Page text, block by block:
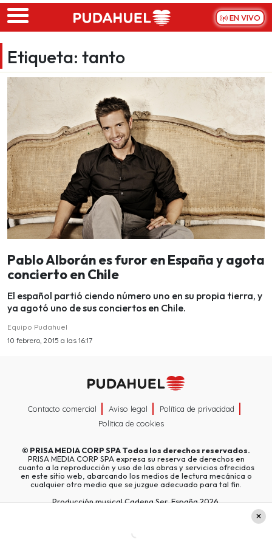
Skip to main content
EN VIVO
Etiqueta: tanto
Pablo Alborán es furor en España y agota
concierto en Chile
El español partió ciendo número uno en su propia tierra, y
ya agotó uno de sus conciertos en Chile.
Equipo Pudahuel
10 febrero, 2015 a las 16:17
Contacto comercial Aviso legal
Política de privacidad
Política de cookies
© PRISA MEDIA CORP SPATodos los derechos reservados.
PRISA MEDIA CORP SPA expresa su reserva de derechos en
cuanto a la reproducción y uso de las obras y servicios ofrecidos
en este sitio web, abarcando los medios de lectura mecánica o
cualquier otro medio que se juzgue adecuado para tal fin.
Producción musical Cadena Ser, España 2026.